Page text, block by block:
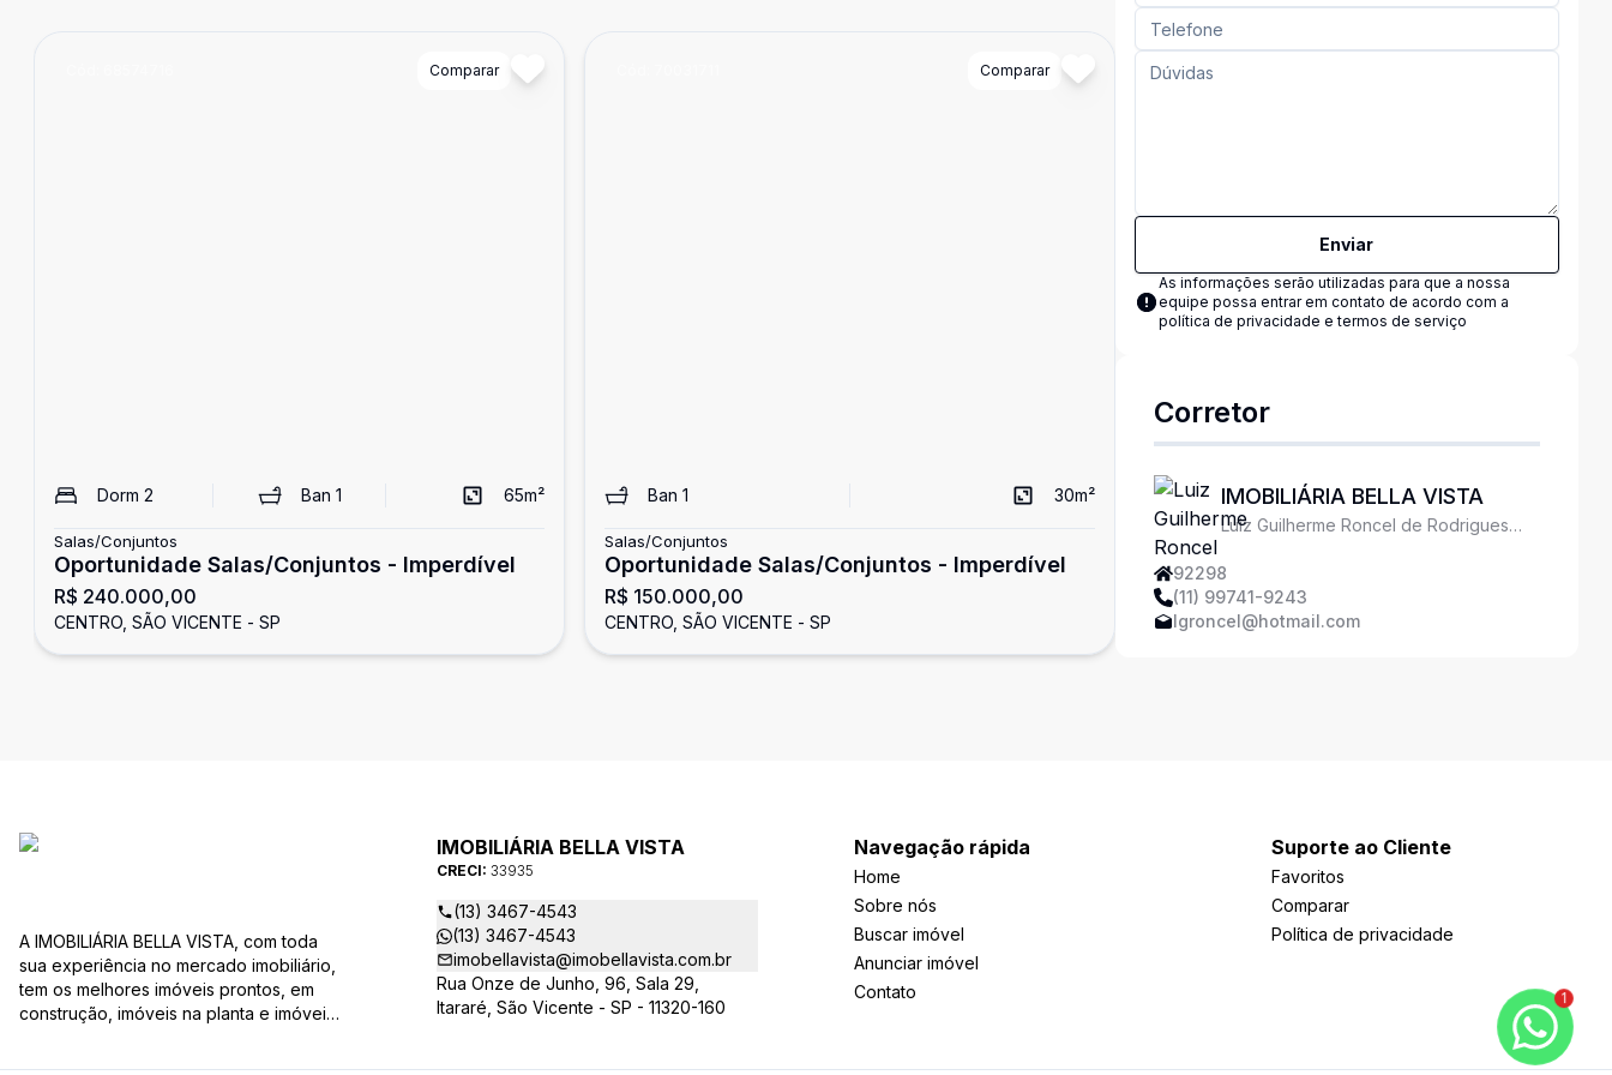
Comparar
Dorm 2 Ban 1 65m²
Salas/Conjuntos
Oportunidade Salas/Conjuntos - Imperdível
R$ 240.000,00
CENTRO, SÃO VICENTE - SP
Comparar
Ban 1 30m²
Salas/Conjuntos
Oportunidade Salas/Conjuntos - Imperdível
R$ 150.000,00
CENTRO, SÃO VICENTE - SP
Enviar
As informações serão utilizadas para que a nossa
equipe possa entrar em contato de acordo com a
política de privacidade e termos de serviço
Corretor
IMOBILIÁRIA BELLA VISTA
Luiz Guilherme Roncel de Rodrigues
92298
(11) 99741-9243
lgroncel@hotmail.com
A IMOBILIÁRIA BELLA VISTA, com toda
sua experiência no mercado imobiliário,
tem os melhores imóveis prontos, em
construção, imóveis na planta e imóveis
IMOBILIÁRIA BELLA VISTA
CRECI: 33935
(13) 3467-4543
(13) 3467-4543
imobellavista@imobellavista.com.br
Rua Onze de Junho, 96, Sala 29,
Itararé, São Vicente - SP - 11320-160
Navegação rápida
Home
Sobre nós
Buscar imóvel
Anunciar imóvel
Contato
Suporte ao Cliente
Favoritos
Comparar
Política de privacidade
1